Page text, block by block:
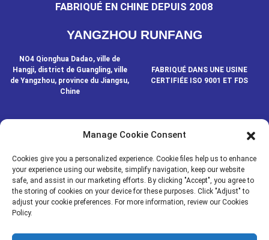
FABRIQUÉ EN CHINE DEPUIS 2008
YANGZHOU RUNFANG
NO4 Qionghua Dadao, ville de
Hangji, district de Guangling, ville
de Yangzhou, province du Jiangsu,
Chine
FABRIQUÉ DANS UNE USINE
CERTIFIÉE ISO 9001 ET FDS
CONTACTEZ-NOUS
© COPYRIGHT - 2020-2024 : TOUS DROITS RÉSERVÉS.- Plan du
site Resource
MÉDIAS NOUVELLES
Manage Cookie Consent
Cookies give you a personalized experience. Cookie files help us to enhance
your experience using our website, simplify navigation, keep our website
safe, and assist in our marketing efforts. By clicking "Accept", you agree to
the storing of cookies on your device for these purposes. Click "Adjust" to
adjust your cookie preferences. For more information, review our Cookies
Policy.